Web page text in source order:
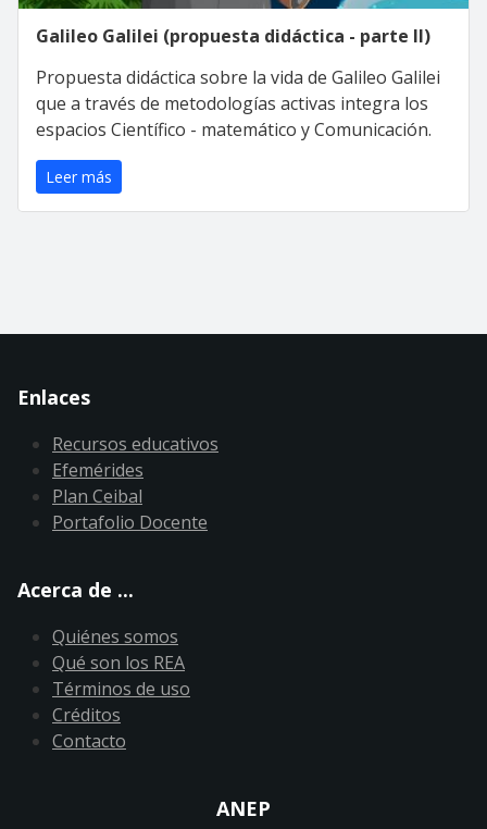
Galileo Galilei (propuesta didáctica - parte II)
Propuesta didáctica sobre la vida de Galileo Galilei
que a través de metodologías activas integra los
espacios Científico - matemático y Comunicación.
Leer más
Enlaces
Recursos educativos
Efemérides
Plan Ceibal
Portafolio Docente
Acerca de ...
Quiénes somos
Qué son los REA
Términos de uso
Créditos
Contacto
ANEP